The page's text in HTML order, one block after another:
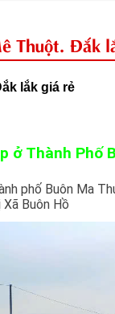
Thuột. Đắk
lắk giá rẻ
ở Thành Phố
phố Buôn Ma
Buôn Hồ